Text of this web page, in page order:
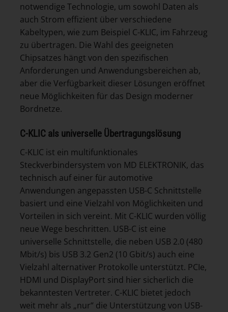
notwendige Technologie, um sowohl Daten als
auch Strom effizient über verschiedene
Kabeltypen, wie zum Beispiel C-KLIC, im Fahrzeug
zu übertragen. Die Wahl des geeigneten
Chipsatzes hängt von den spezifischen
Anforderungen und Anwendungsbereichen ab,
aber die Verfügbarkeit dieser Lösungen eröffnet
neue Möglichkeiten für das Design moderner
Bordnetze.
C-KLIC als universelle Übertragungslösung
C-KLIC ist ein multifunktionales
Steckverbindersystem von MD ELEKTRONIK, das
technisch auf einer für automotive
Anwendungen angepassten USB-C Schnittstelle
basiert und eine Vielzahl von Möglichkeiten und
Vorteilen in sich vereint. Mit C-KLIC wurden völlig
neue Wege beschritten. USB-C ist eine
universelle Schnittstelle, die neben USB 2.0 (480
Mbit/s) bis USB 3.2 Gen2 (10 Gbit/s) auch eine
Vielzahl alternativer Protokolle unterstützt. PCIe,
HDMI und DisplayPort sind hier sicherlich die
bekanntesten Vertreter. C-KLIC bietet jedoch
weit mehr als „nur“ die Unterstützung von USB-